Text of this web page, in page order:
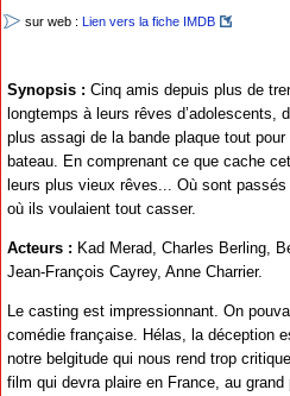
sur web : Lien vers la fiche IMDB
Synopsis : Cinq amis depuis plus de
longtemps à leurs rêves d’adolescents,
plus assagi de la bande plaque tout
bateau. En comprenant ce que cache
leurs plus vieux rêves... Où sont passés
où ils voulaient tout casser.
Acteurs : Kad Merad, Charles Berling,
Jean-François Cayrey, Anne Charrier.
Le casting est impressionnant. On
comédie française. Hélas, la déception
notre belgitude qui nous rend trop
film qui devra plaire en France, au